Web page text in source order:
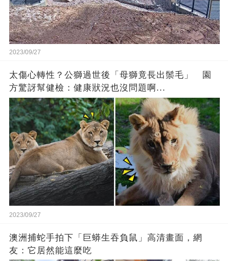
2023/09/27
太傷心轉性？公獅過世後「母獅竟長出鬃毛」 園
方驚訝幫健檢：健康狀況也沒問題啊...
2023/09/27
澳洲捕蛇手拍下「巨蟒生吞負鼠」高清畫面，網
友：它居然能這麼吃